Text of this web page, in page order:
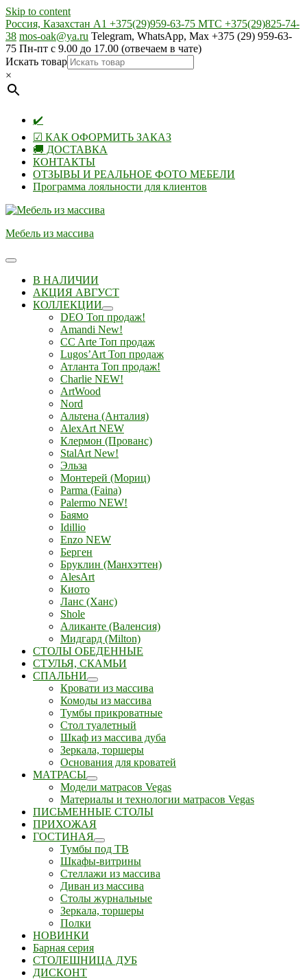
Skip to content
Россия, Казахстан А1 +375(29)959-63-75 МТС +375(29)825-74-
38 mos-oak@ya.ru Telegram, WhatsApp, Max +375 (29) 959-63-
75 Пн-пт с 9.00 до 17.00 (отвечаем в чате)
Искать товар
×
✔️
☑ КАК ОФОРМИТЬ ЗАКАЗ
🚚 ДОСТАВКА
КОНТАКТЫ
ОТЗЫВЫ И РЕАЛЬНОЕ ФОТО МЕБЕЛИ
Программа лояльности для клиентов
Мебель из массива
В НАЛИЧИИ
АКЦИЯ АВГУСТ
КОЛЛЕКЦИИ
DEO Топ продаж!
Amandi New!
CC Arte Топ продаж
Lugos’Art Топ продаж
Атланта Топ продаж!
Charlie NEW!
ArtWood
Nord
Альтена (Анталия)
AlexArt NEW
Клермон (Прованс)
StalArt New!
Эльза
Монтерей (Мориц)
Parma (Faina)
Palermo NEW!
Баямо
Idillio
Enzo NEW
Берген
Бруклин (Манхэттен)
AlesArt
Киото
Ланс (Ханс)
Shole
Аликанте (Валенсия)
Мидгард (Milton)
СТОЛЫ ОБЕДЕННЫЕ
СТУЛЬЯ, СКАМЬИ
СПАЛЬНИ
Кровати из массива
Комоды из массива
Тумбы прикроватные
Стол туалетный
Шкаф из массива дуба
Зеркала, торшеры
Основания для кроватей
МАТРАСЫ
Модели матрасов Vegas
Материалы и технологии матрасов Vegas
ПИСЬМЕННЫЕ СТОЛЫ
ПРИХОЖАЯ
ГОСТИНАЯ
Тумбы под ТВ
Шкафы-витрины
Стеллажи из массива
Диван из массива
Столы журнальные
Зеркала, торшеры
Полки
НОВИНКИ
Барная серия
СТОЛЕШНИЦА ДУБ
ДИСКОНТ